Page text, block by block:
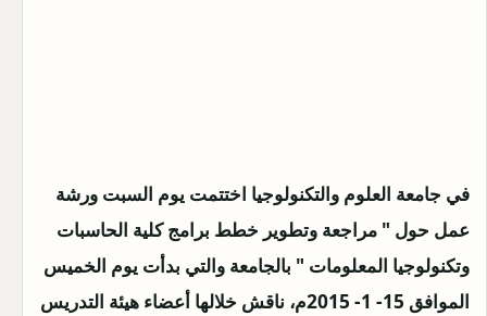
في جامعة العلوم والتكنولوجيا اختتمت يوم السبت ورشة
عمل حول " مراجعة وتطوير خطط برامج كلية الحاسبات
وتكنولوجيا المعلومات " بالجامعة والتي بدأت يوم الخميس
الموافق 15- 1- 2015م، ناقش خلالها أعضاء هيئة التدريس